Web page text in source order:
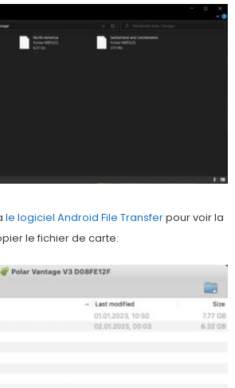
le logiciel Android File Transferpour voir la
le fichier de carte: